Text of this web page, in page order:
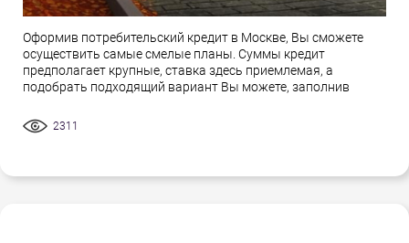
Оформив потребительский кредит в Москве, Вы сможете
осуществить самые смелые планы. Суммы кредит
предполагает крупные, ставка здесь приемлемая, а
подобрать подходящий вариант Вы можете, заполнив
2311